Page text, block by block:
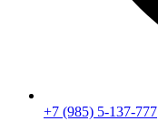
+7 (985) 5-137-777